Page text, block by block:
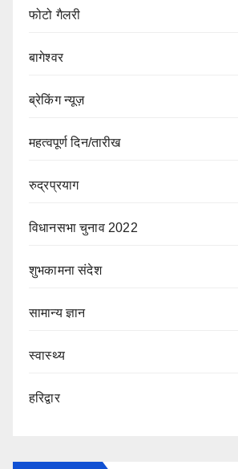
फोटो गैलरी
बागेश्वर
ब्रेकिंग न्यूज़
महत्वपूर्ण दिन/तारीख
रुद्रप्रयाग
विधानसभा चुनाव 2022
शुभकामना संदेश
सामान्य ज्ञान
स्वास्थ्य
हरिद्वार